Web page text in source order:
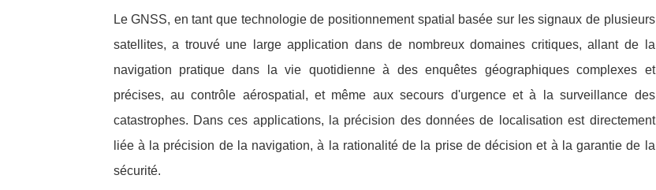
Le GNSS, en tant que technologie de positionnement spatial basée sur les signaux de plusieurs
satellites, a trouvé une large application dans de nombreux domaines critiques, allant de la
navigation pratique dans la vie quotidienne à des enquêtes géographiques complexes et
précises, au contrôle aérospatial, et même aux secours d'urgence et à la surveillance des
catastrophes. Dans ces applications, la précision des données de localisation est directement
liée à la précision de la navigation, à la rationalité de la prise de décision et à la garantie de la
sécurité.